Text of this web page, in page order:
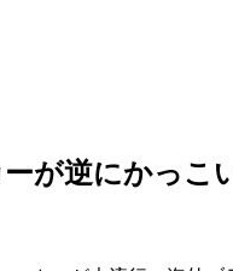
が逆にかっ